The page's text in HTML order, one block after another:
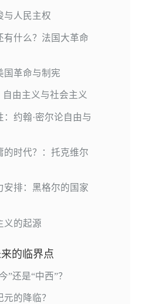
与人民主权
有什么？法国大革命
国革命与制宪
自由主义与社会主义
约翰·密尔论自由与
的时代？：托克维尔
安排：黑格尔的国家
义的起源
的临界点
”还是“中西”？
的降临？